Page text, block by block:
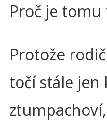
Proč je tomu
Protože
točí stále jen